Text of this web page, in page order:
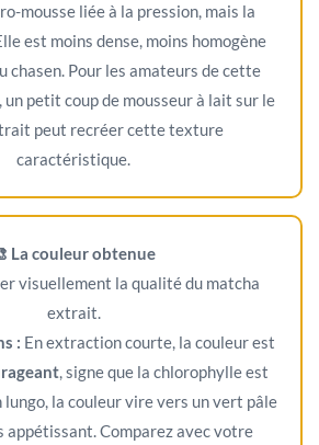
mousse liée à la pression, mais la
est moins dense, moins homogène
chasen. Pour les amateurs de cette
un petit coup de mousseur à lait sur le
peut recréer cette texture
caractéristique.
La couleur obtenue
visuellement la qualité du matcha
extrait.
: En extraction courte, la couleur est
, signe que la chlorophylle est
lungo, la couleur vire vers un vert pâle
appétissant. Comparez avec votre